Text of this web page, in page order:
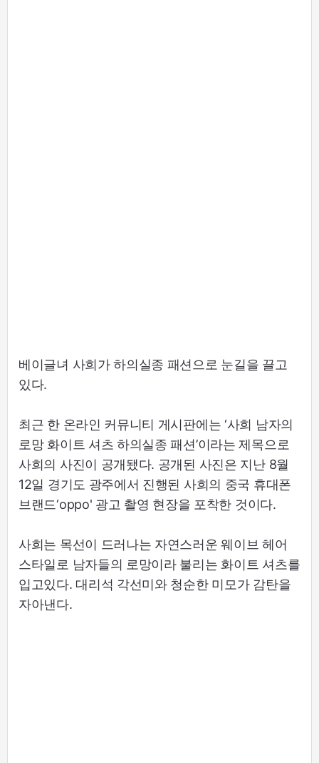
베이글녀 사희가 하의실종 패션으로 눈길을 끌고
있다.
최근 한 온라인 커뮤니티 게시판에는 ‘사희 남자의
로망 화이트 셔츠 하의실종 패션’이라는 제목으로
사희의 사진이 공개됐다. 공개된 사진은 지난 8월
12일 경기도 광주에서 진행된 사희의 중국 휴대폰
브랜드‘oppo' 광고 촬영 현장을 포착한 것이다.
사희는 목선이 드러나는 자연스러운 웨이브 헤어
스타일로 남자들의 로망이라 불리는 화이트 셔츠를
입고있다. 대리석 각선미와 청순한 미모가 감탄을
자아낸다.